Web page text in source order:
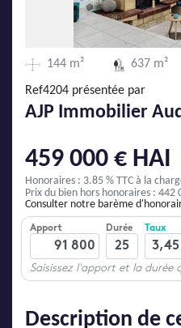
DEVENIR FRANCHISÉ
AJP Recrute
AJP Actualités
Service Qualité Clients
144 m² 637 m²
Ref4204 présentée par
AJP Immobilier
459 000 € HAI
Honoraires : 3.85 % TTC à la
Prix du bien hors honoraires : 442
Consulter notre barème
Description de